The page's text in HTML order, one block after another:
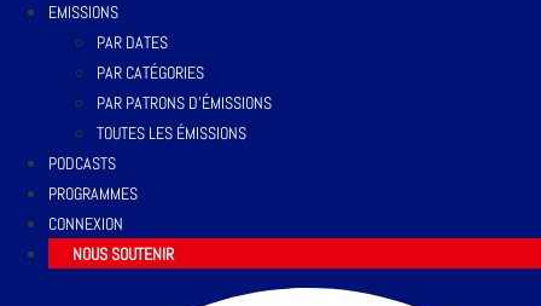
EMISSIONS
PAR DATES
PAR CATÉGORIES
PAR PATRONS D’ÉMISSIONS
TOUTES LES ÉMISSIONS
PODCASTS
PROGRAMMES
CONNEXION
NOUS SOUTENIR